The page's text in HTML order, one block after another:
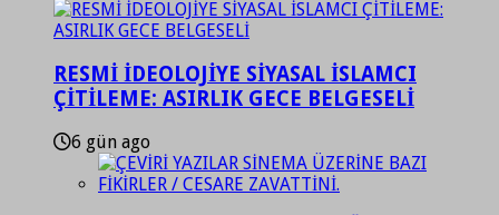
RESMİ İDEOLOJİYE SİYASAL İSLAMCI
ÇİTİLEME: ASIRLIK GECE BELGESELİ
6 gün ago